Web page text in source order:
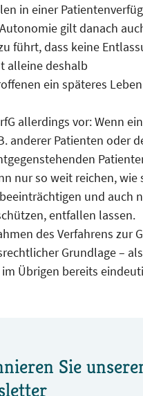
in einer
gilt danach
führt, dass keine
alleine deshalb
ein späteres
allerdings vor: Wenn
anderer Patienten oder
nur so weit reichen, wie
und auch
entfallen lassen.
des Verfahrens zur
Grundlage –
Übrigen bereits
Sie